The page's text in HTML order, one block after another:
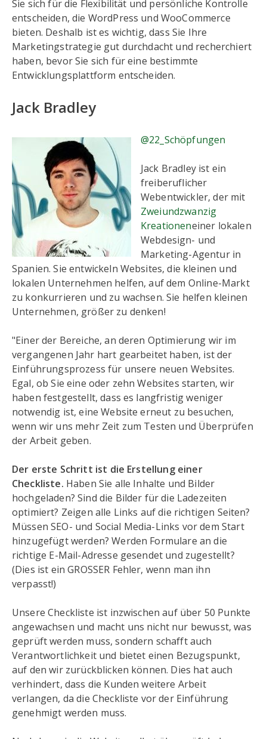
Sie sich für die Flexibilität und persönliche Kontrolle
entscheiden, die WordPress und WooCommerce
bieten. Deshalb ist es wichtig, dass Sie Ihre
Marketingstrategie gut durchdacht und recherchiert
haben, bevor Sie sich für eine bestimmte
Entwicklungsplattform entscheiden.
Jack Bradley
@22_Schöpfungen
Jack Bradley ist ein
freiberuflicher
Webentwickler, der mit
Zweiundzwanzig
Kreationeneiner lokalen
Webdesign- und
Marketing-Agentur in
Spanien. Sie entwickeln Websites, die kleinen und
lokalen Unternehmen helfen, auf dem Online-Markt
zu konkurrieren und zu wachsen. Sie helfen kleinen
Unternehmen, größer zu denken!
"Einer der Bereiche, an deren Optimierung wir im
vergangenen Jahr hart gearbeitet haben, ist der
Einführungsprozess für unsere neuen Websites.
Egal, ob Sie eine oder zehn Websites starten, wir
haben festgestellt, dass es langfristig weniger
notwendig ist, eine Website erneut zu besuchen,
wenn wir uns mehr Zeit zum Testen und Überprüfen
der Arbeit geben.
Der erste Schritt ist die Erstellung einer
Checkliste. Haben Sie alle Inhalte und Bilder
hochgeladen? Sind die Bilder für die Ladezeiten
optimiert? Zeigen alle Links auf die richtigen Seiten?
Müssen SEO- und Social Media-Links vor dem Start
hinzugefügt werden? Werden Formulare an die
richtige E-Mail-Adresse gesendet und zugestellt?
(Dies ist ein GROSSER Fehler, wenn man ihn
verpasst!)
Unsere Checkliste ist inzwischen auf über 50 Punkte
angewachsen und macht uns nicht nur bewusst, was
geprüft werden muss, sondern schafft auch
Verantwortlichkeit und bietet einen Bezugspunkt,
auf den wir zurückblicken können. Dies hat auch
verhindert, dass die Kunden weitere Arbeit
verlangen, da die Checkliste vor der Einführung
genehmigt werden muss.